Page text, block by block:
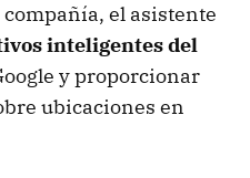
el asistente
inteligentes del
y proporcionar
ubicaciones en